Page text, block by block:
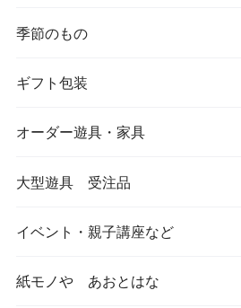
季節のもの
ギフト包装
オーダー遊具・家具
大型遊具 受注品
イベント・親子講座など
紙モノや あおとはな